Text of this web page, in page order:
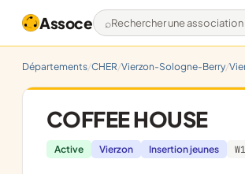
Assoce Rechercher une
Départements CHER Vierzon-Sologne-Berry
COFFEE HOUSE
Active Vierzon Insertion jeunes